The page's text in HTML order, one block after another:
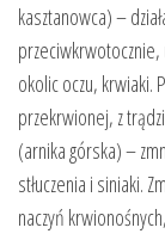
kasztanowca) –
przeciwkrwotocznie,
okolic oczu, krwiaki.
przekrwionej, z
(arnika górska) –
stłuczenia i siniaki.
naczyń